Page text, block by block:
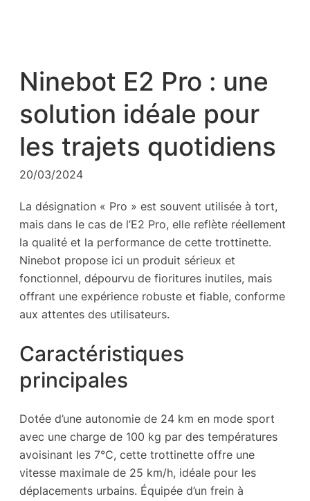
Ninebot E2 Pro : une
solution idéale pour
les trajets quotidiens
20/03/2024
La désignation « Pro » est souvent utilisée à tort,
mais dans le cas de l’E2 Pro, elle reflète réellement
la qualité et la performance de cette trottinette.
Ninebot propose ici un produit sérieux et
fonctionnel, dépourvu de fioritures inutiles, mais
offrant une expérience robuste et fiable, conforme
aux attentes des utilisateurs.
Caractéristiques
principales
Dotée d’une autonomie de 24 km en mode sport
avec une charge de 100 kg par des températures
avoisinant les 7°C, cette trottinette offre une
vitesse maximale de 25 km/h, idéale pour les
déplacements urbains. Équipée d’un frein à